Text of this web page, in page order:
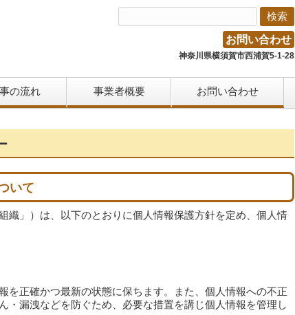
お問い合わせ
神奈川県横須賀市西浦賀5-1-28
の流れ 事業者概要 お問い合わせ
いて
織」）は、以下のとおりに個人情報保護方針を定め、個人情
を正確かつ最新の状態に保ちます。また、個人情報への不正
・漏洩などを防ぐため、必要な措置を講じ個人情報を管理し